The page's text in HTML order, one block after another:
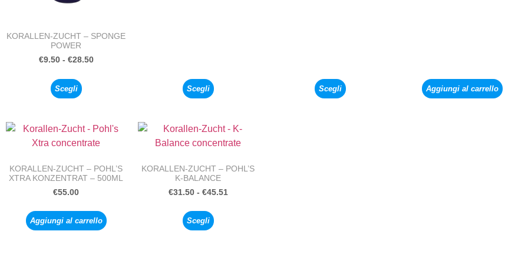
KORALLEN-ZUCHT – SPONGE
POWER
€9.50 - €28.50
Scegli Scegli Scegli Aggiungi al carrello
KORALLEN-ZUCHT – POHL’S
XTRA KONZENTRAT – 500ML
€55.00
Aggiungi al carrello
KORALLEN-ZUCHT – POHL’S
K-BALANCE
€31.50 - €45.51
Scegli